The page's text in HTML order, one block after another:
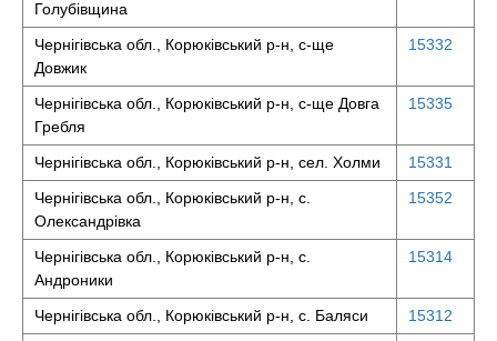
Голубівщина
Чернігівська обл., Корюківський р-н, с-ще
Довжик
15332
Чернігівська обл., Корюківський р-н, с-ще Довга
Гребля
15335
Чернігівська обл., Корюківський р-н, сел. Холми
15331
Чернігівська обл., Корюківський р-н, с.
Олександрівка
15352
Чернігівська обл., Корюківський р-н, с.
Андроники
15314
Чернігівська обл., Корюківський р-н, с. Баляси
15312